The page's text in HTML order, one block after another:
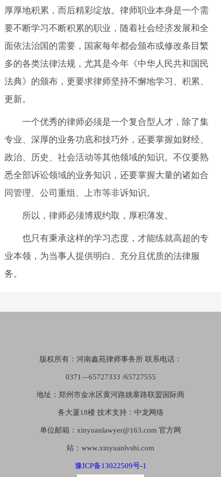
厚厚地积累，而后精彩绽放。律师职业本身是一个需
要不断学习不断积累的职业，随着社会经济发展和全
面依法治国的需要，国家每年都会颁布或修改条目繁
多的各类法律法规，尤其是今年《中华人民共和国民
法典》的颁布，更要求律师坚持不懈地学习、积累、
更新。
一个优秀的律师必须是一个复合型人才，除了集
专业、深厚的业务功底和技巧外，还要掌握如财经、
政治、历史、社会活动等其他领域的知识。不仅要熟
悉全部诉讼领域的业务知识，还要掌握大量的诸如合
同管理、公司重组、上市等非诉知识。
所以，律师必须博观约取，厚积薄发。
也只有秉承这样的学习态度，才能练就高超的专
业本领，为当事人提供明白、充分且优质的法律服
务。
版权所有：河南鑫苑律师事务所 联系电话：
0371—65727333 /65727555
地址：郑州市金水区黄河路姚寨路联盟国际商
务大厦18楼 技术支持：中龙网络
单位邮箱：xinyuanlawyer@163.com 官方网
站：www.xinyuanlvshi.com
豫ICP备13022509号-1